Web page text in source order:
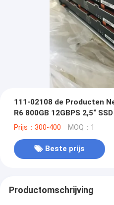
111-02108 de Producten
R6 800GB 12GBPS 2,5“
Prijs：300-400 MOQ：1
Beste prijs
Productomschrijving